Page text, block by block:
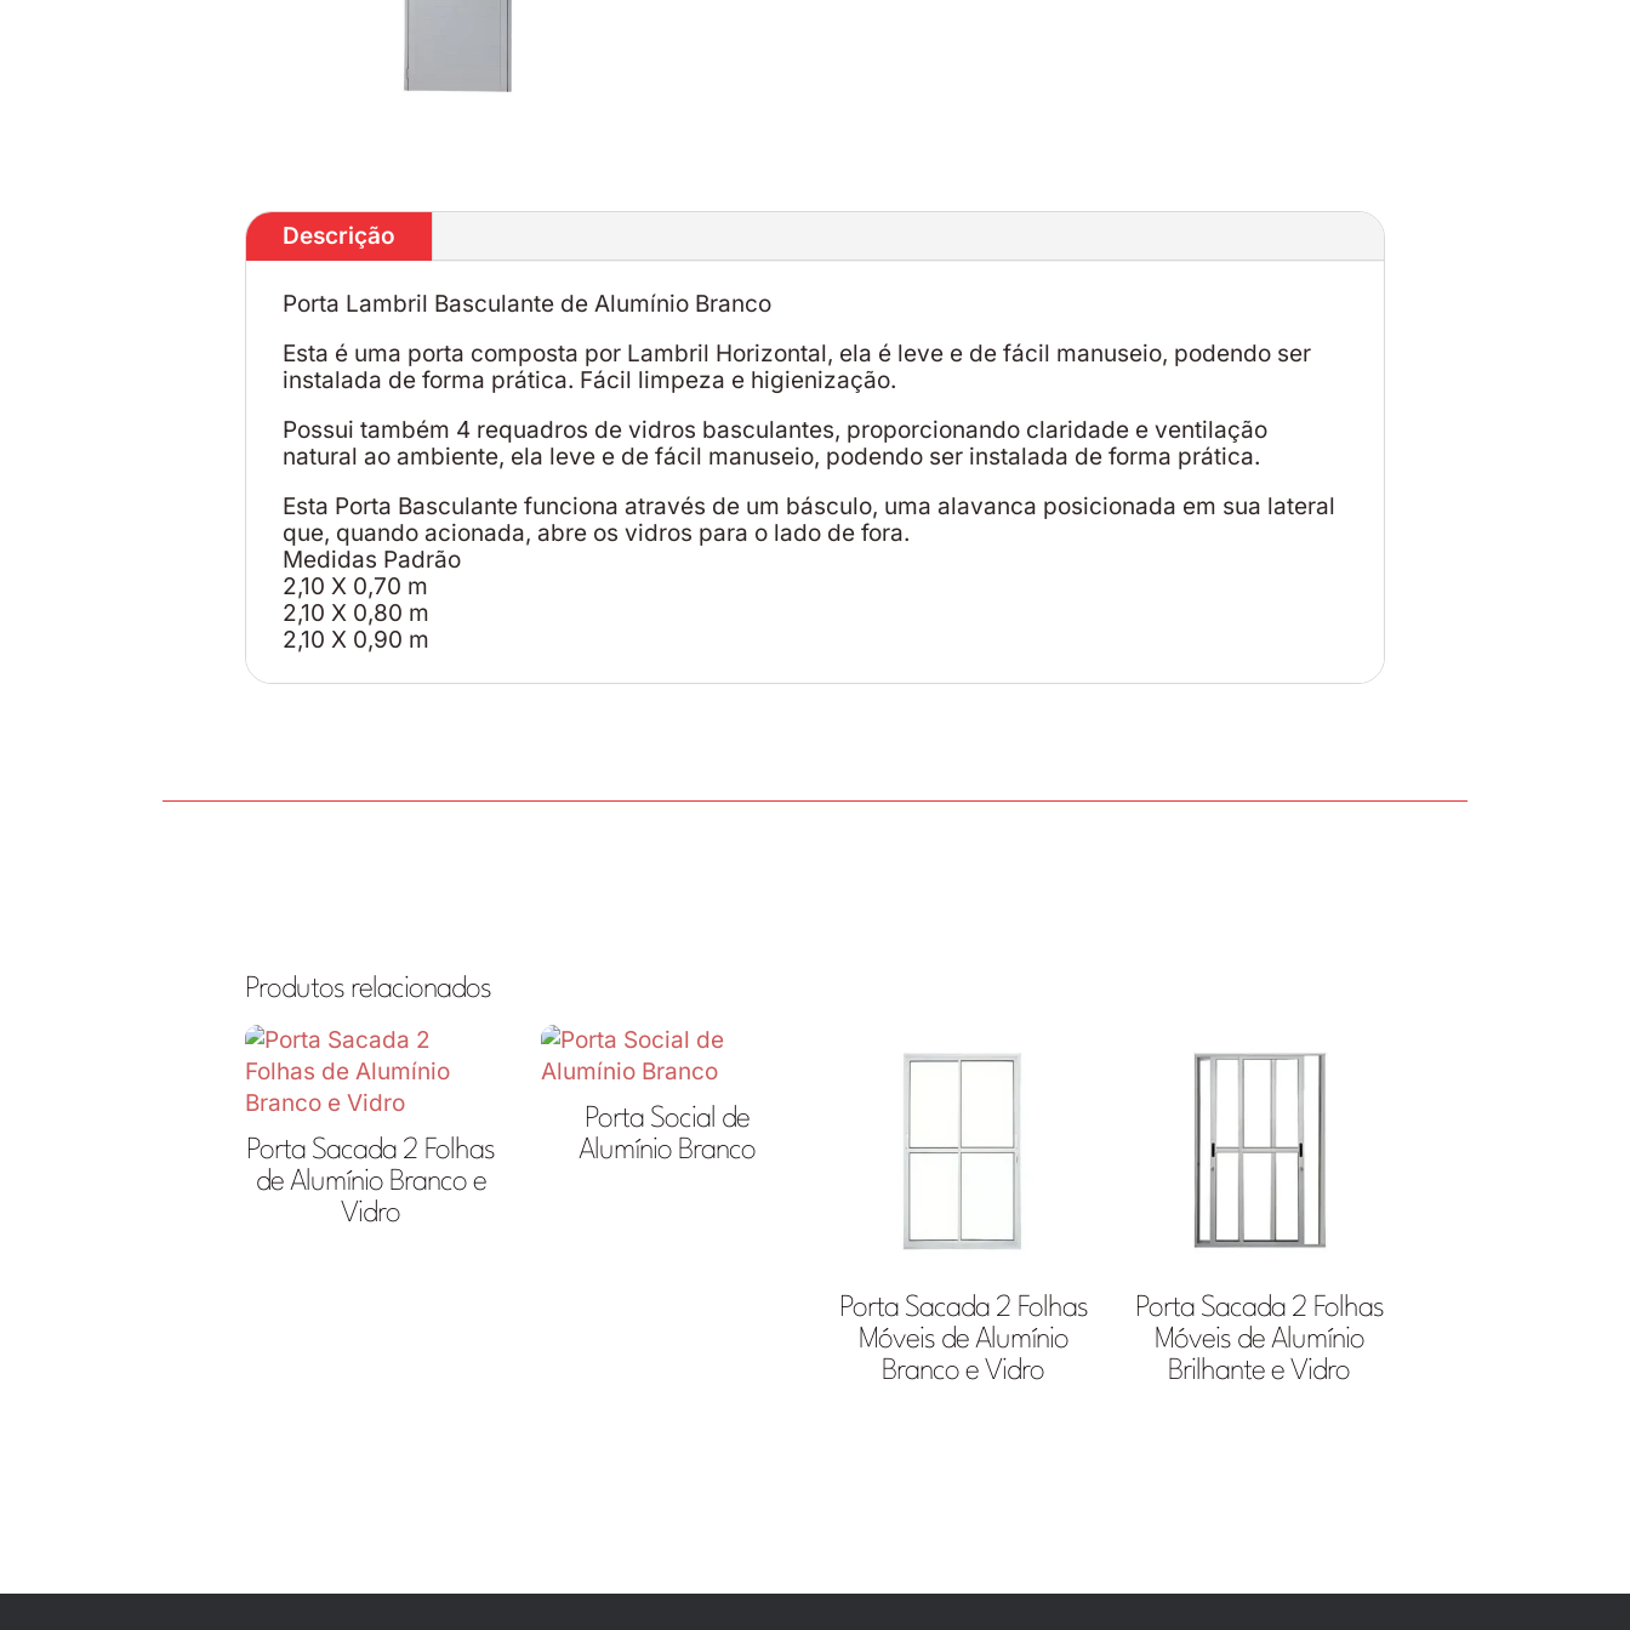
Descrição
Porta Lambril Basculante de Alumínio Branco
Esta é uma porta composta por Lambril Horizontal, ela é leve e de fácil manuseio, podendo ser
instalada de forma prática. Fácil limpeza e higienização.
Possui também 4 requadros de vidros basculantes, proporcionando claridade e ventilação
natural ao ambiente, ela leve e de fácil manuseio, podendo ser instalada de forma prática.
Esta Porta Basculante funciona através de um básculo, uma alavanca posicionada em sua lateral
que, quando acionada, abre os vidros para o lado de fora.
Medidas Padrão
2,10 X 0,70 m
2,10 X 0,80 m
2,10 X 0,90 m
Produtos relacionados
Porta Sacada 2 Folhas
de Alumínio Branco e
Vidro
Porta Social de
Alumínio Branco
Porta Sacada 2 Folhas
Móveis de Alumínio
Branco e Vidro
Porta Sacada 2 Folhas
Móveis de Alumínio
Brilhante e Vidro